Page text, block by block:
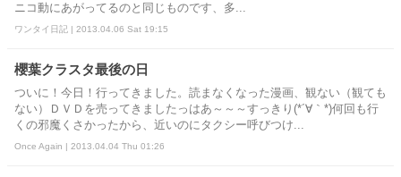
ニコ動にあがってるのと同じものです、多...
ワンタイ日記 | 2013.04.06 Sat 19:15
櫻葉クラスタ最後の日
ついに！今日！行ってきました。読まなくなった漫画、観ない（観ても
ない）ＤＶＤを売ってきましたっはあ～～～すっきり(*´∀｀*)何回も行
くの邪魔くさかったから、近いのにタクシー呼びつけ...
Once Again | 2013.04.04 Thu 01:26